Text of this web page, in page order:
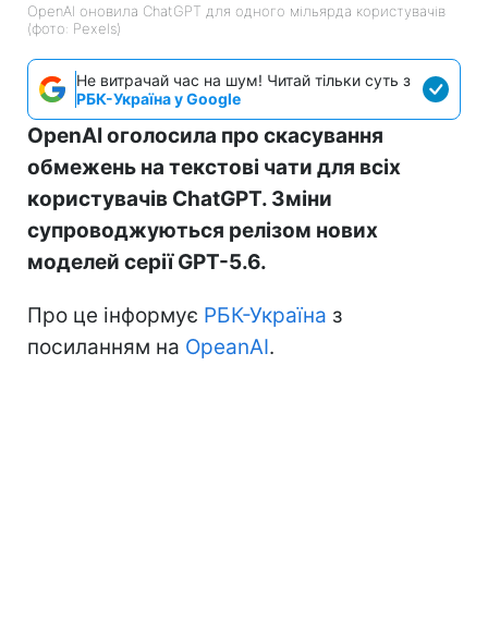
OpenAI оновила ChatGPT для одного мільярда користувачів
(фото: Pexels)
Не витрачай час на шум! Читай тільки суть з
РБК-Україна у Google
OpenAI оголосила про скасування
обмежень на текстові чати для всіх
користувачів ChatGPT. Зміни
супроводжуються релізом нових
моделей серії GPT-5.6.
Про це інформує РБК-Україна з
посиланням на OpeanAI.